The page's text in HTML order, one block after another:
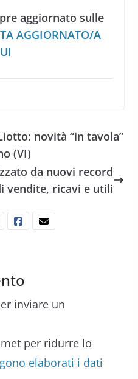
aggiornato sulle
AGGIORNATO/A
novità “in tavola”
(VI)
da nuovi record
vendite, ricavi e utili
inviare un
per ridurre lo
elaborati i dati